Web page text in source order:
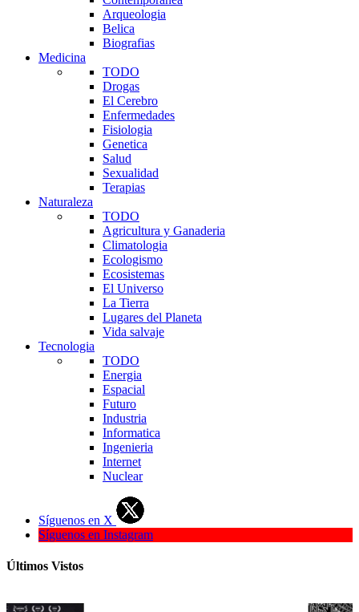
Arqueologia
Belica
Biografias
Medicina
TODO
Drogas
El Cerebro
Enfermedades
Fisiologia
Genetica
Salud
Sexualidad
Terapias
Naturaleza
TODO
Agricultura y Ganaderia
Climatologia
Ecologismo
Ecosistemas
El Universo
La Tierra
Lugares del Planeta
Vida salvaje
Tecnologia
TODO
Energia
Espacial
Futuro
Industria
Informatica
Ingenieria
Internet
Nuclear
Síguenos en X
Síguenos en Instagram
Últimos Vistos